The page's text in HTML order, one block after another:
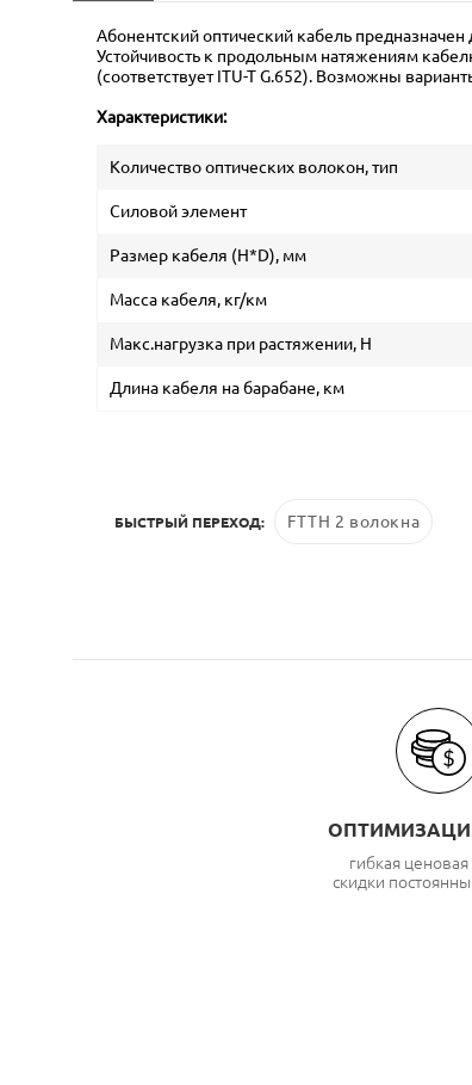
Абонентский оптический кабель
Устойчивость к продольным натяжениям
(соответствует ITU-T G.652). Возможны
Характеристики:
Количество оптических волокон, тип
Силовой элемент
Размер кабеля (H*D), мм
Масса кабеля, кг/км
Макс.нагрузка при растяжении, Н
Длина кабеля на барабане, км
БЫСТРЫЙ ПЕРЕХОД: FTTH 2 волокна
гибкая
скидки